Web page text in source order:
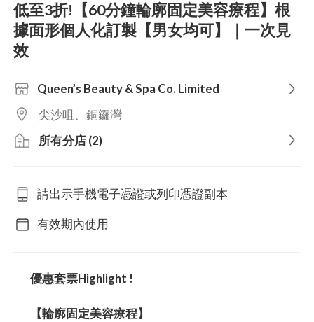
低至3折!【60分鐘輪廓固定美容療程】根
據面形個人化訂製【男女均可】｜一次見
效
Queen’s Beauty & Spa Co. Limited
尖沙咀、銅鑼灣
所有分店 (2)
請出示手機電子憑證或列印憑證副本
有效期內使用
優惠套票Highlight !
【輪廓固定美容療程】